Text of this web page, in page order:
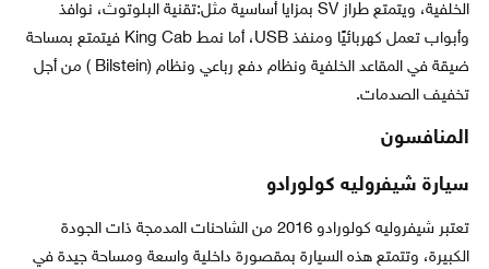
الخلفية، ويتمتع طراز SV بمزايا أساسية مثل:تقنية البلوتوث، نوافذ
وأبواب تعمل كهربائيًا ومنفذ USB، أما نمط King Cab فيتمتع بمساحة
ضيقة في المقاعد الخلفية ونظام دفع رباعي ونظام (Bilstein ) من أجل
تخفيف الصدمات.
المنافسون
سيارة شيفروليه كولورادو
تعتبر شيفروليه كولورادو 2016 من الشاحنات المدمجة ذات الجودة
الكبيرة، وتتمتع هذه السيارة بمقصورة داخلية واسعة ومساحة جيدة في